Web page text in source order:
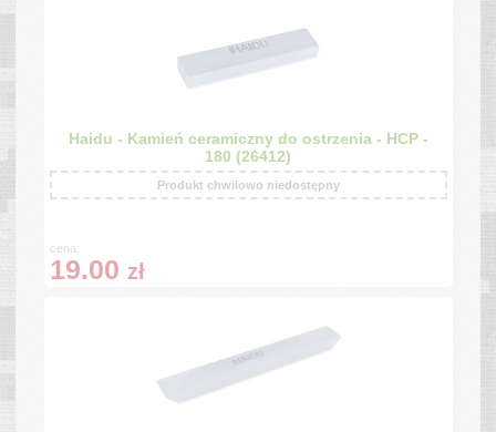
Haidu - Kamień ceramiczny do ostrzenia - HCP -
180 (26412)
Produkt chwilowo niedostępny
cena:
19.00 zł